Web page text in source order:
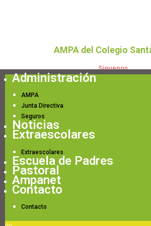
AMPA del Colegio
Síguenos
Administración
AMPA
Junta Directiva
Seguros
Noticias
Extraescolares
Extraescolares
Escuela de Padres
Pastoral
Ampanet
Contacto
Contacto